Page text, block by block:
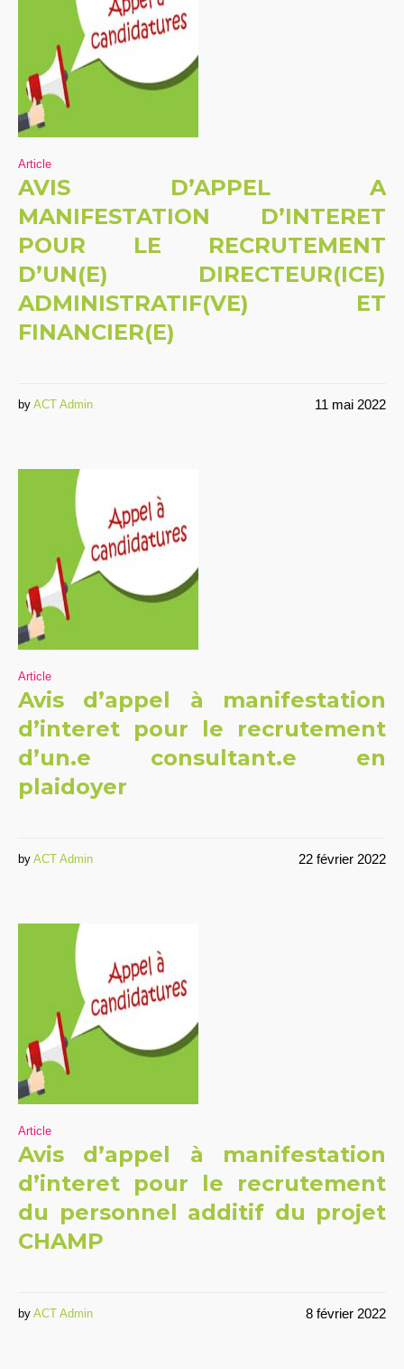
Article
AVIS D’APPEL A
MANIFESTATION D’INTERET
POUR LE RECRUTEMENT
D’UN(E) DIRECTEUR(ICE)
ADMINISTRATIF(VE) ET
FINANCIER(E)
11 mai 2022
by ACT Admin
Article
Avis d’appel à manifestation
d’interet pour le recrutement
d’un.e consultant.e en
plaidoyer
22 février 2022
by ACT Admin
Article
Avis d’appel à manifestation
d’interet pour le recrutement
du personnel additif du projet
CHAMP
8 février 2022
by ACT Admin